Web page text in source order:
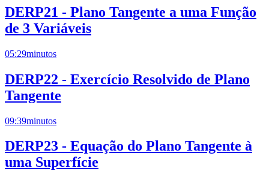
DERP21 - Plano Tangente a uma Função
de 3 Variáveis
05:29minutos
DERP22 - Exercício Resolvido de Plano
Tangente
09:39minutos
DERP23 - Equação do Plano Tangente à
uma Superfície